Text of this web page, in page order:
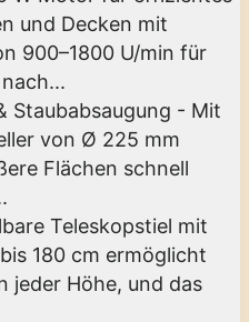
und Decken mit
900–1800 U/min für
Staubabsaugung - Mit
von Ø 225 mm
Flächen schnell
Teleskopstiel mit
180 cm ermöglicht
jeder Höhe, und das